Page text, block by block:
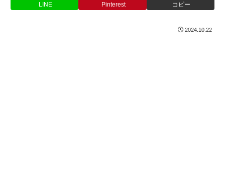
LINE Pinterest コピー
2024.10.22